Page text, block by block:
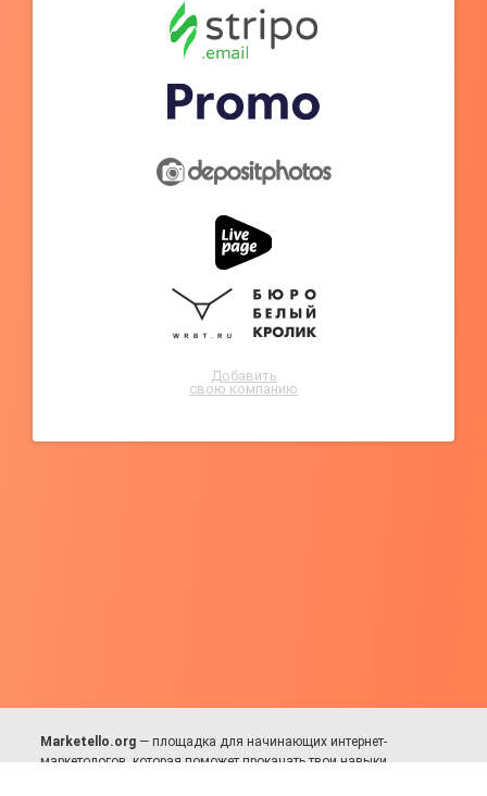
Добавить
свою компанию
Marketello.org — площадка для начинающих интернет-
маркетологов, которая поможет прокачать твои навыки.